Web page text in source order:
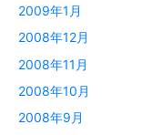
2009年1月
2008年12月
2008年11月
2008年10月
2008年9月